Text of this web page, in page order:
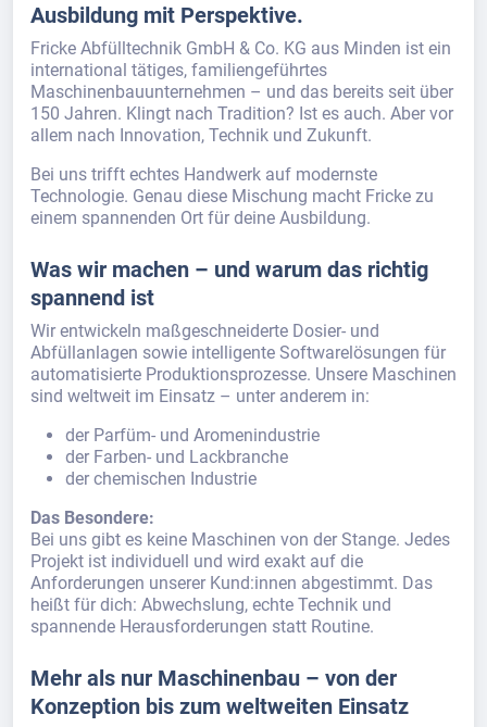
Ausbildung mit Perspektive.
Fricke Abfülltechnik GmbH & Co. KG aus Minden ist ein
international tätiges, familiengeführtes
Maschinenbauunternehmen – und das bereits seit über
150 Jahren. Klingt nach Tradition? Ist es auch. Aber vor
allem nach Innovation, Technik und Zukunft.
Bei uns trifft echtes Handwerk auf modernste
Technologie. Genau diese Mischung macht Fricke zu
einem spannenden Ort für deine Ausbildung.
Was wir machen – und warum das richtig
spannend ist
Wir entwickeln maßgeschneiderte Dosier- und
Abfüllanlagen sowie intelligente Softwarelösungen für
automatisierte Produktionsprozesse. Unsere Maschinen
sind weltweit im Einsatz – unter anderem in:
der Parfüm- und Aromenindustrie
der Farben- und Lackbranche
der chemischen Industrie
Das Besondere:
Bei uns gibt es keine Maschinen von der Stange. Jedes
Projekt ist individuell und wird exakt auf die
Anforderungen unserer Kund:innen abgestimmt. Das
heißt für dich: Abwechslung, echte Technik und
spannende Herausforderungen statt Routine.
Mehr als nur Maschinenbau – von der
Konzeption bis zum weltweiten Einsatz